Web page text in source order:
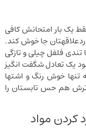
یک بار امتحانش کافی
جا خوش کند.
تندی فلفل چیلی و تازگی
یک تعادل شگفت انگیز
تنها خوش رنگ و اشتها
هم حس تابستان را
کردن مواد